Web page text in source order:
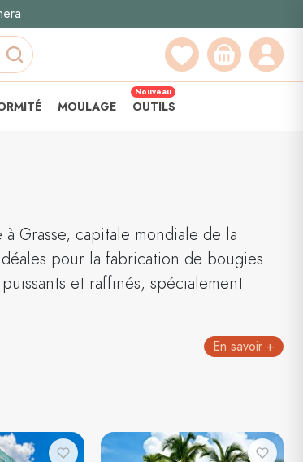
Recherche
MOULAGE OUTILS
Nouveau
Grasse, capitale mondiale de la
pour la fabrication de bougies
et raffinés, spécialement
En savoir +